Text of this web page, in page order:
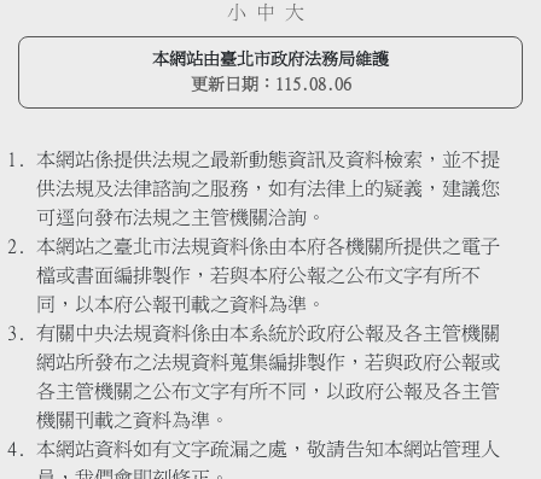
小 中 大
本網站由臺北市政府法務局維護
更新日期： 115.08.06
本網站係提供法規之最新動態資訊及資料檢索，並不提
供法規及法律諮詢之服務，如有法律上的疑義，建議您
可逕向發布法規之主管機關洽詢。
本網站之臺北市法規資料係由本府各機關所提供之電子
檔或書面編排製作，若與本府公報之公布文字有所不
同，以本府公報刊載之資料為準。
有關中央法規資料係由本系統於政府公報及各主管機關
網站所發布之法規資料蒐集編排製作，若與政府公報或
各主管機關之公布文字有所不同，以政府公報及各主管
機關刊載之資料為準。
本網站資料如有文字疏漏之處，敬請告知本網站管理人